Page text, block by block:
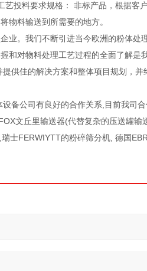
投料要求规格： 非标产品，根据客
料输送到所需要的地方。
业。我们不断引进当今欧洲的粉体处
和对物料处理工艺过程的全面了解是
供佳的解决方案和整体项目规划，并
备公司有良好的合作关系,目前我司
文丘里输送器(代替复杂的压送罐
士FERWIYTT的粉碎筛分机, 德国